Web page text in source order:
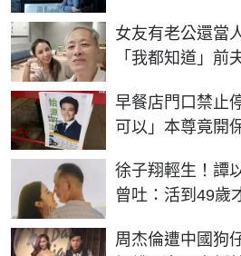
女友有老公還當
「我都知道」前
早餐店門口禁止
可以」本尊竟開
徐子翔輕生！譚
曾吐：活到49歲
周杰倫遭中國狗